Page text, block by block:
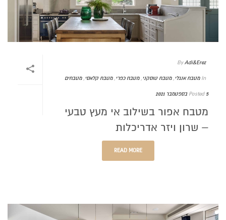
By Adi&Erez
In מטבח אנגלי,מטבח טוסקני,מטבח כפרי,מטבח קלאסי,מטבחים
Posted 5 בספטמבר 2021
מטבח אפור בשילוב אי מעץ טבעי
– שרון ויזר אדריכלות
READ MORE